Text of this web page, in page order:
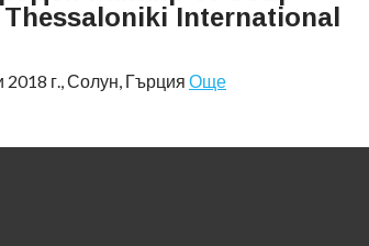
Thessaloniki International
г., Солун, Гърция Още